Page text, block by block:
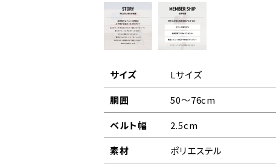
サイズ
Lサイズ
胴囲
50～76cm
ベルト幅
2.5cm
素材
ポリエステル